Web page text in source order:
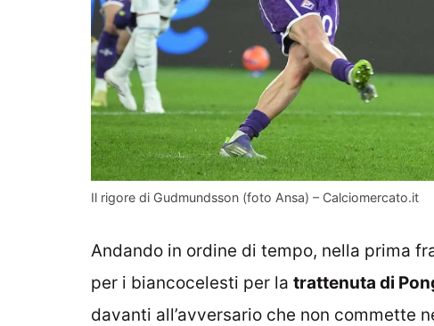
Il rigore di Gudmundsson (foto Ansa) – Calciomercato.it
Andando in ordine di tempo, nella prima
per i biancocelesti per la trattenuta di
davanti all’avversario che non commette